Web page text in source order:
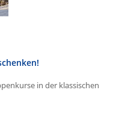
in der klassischen